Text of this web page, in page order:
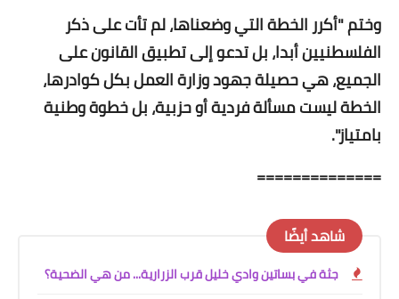
وختم "أكرر الخطة التي وضعناها، لم تأت على ذكر
الفلسطنيين أبدا، بل تدعو إلى تطبيق القانون على
الجميع، هي حصيلة جهود وزارة العمل بكل كوادرها،
الخطة ليست مسألة فردية أو حزبية، بل خطوة وطنية
بامتياز".
==============
شاهد أيضًا
جثة في بساتين وادي خليل قرب الزرارية... من هي الضحية؟